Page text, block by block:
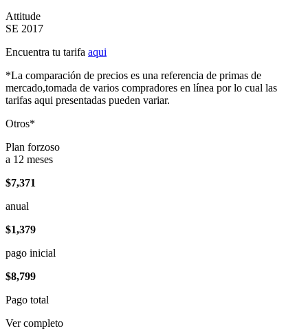
Attitude
SE 2017
Encuentra tu tarifa aqui
*La comparación de precios es una referencia de primas de
mercado,tomada de varios compradores en línea por lo cual las
tarifas aqui presentadas pueden variar.
Otros*
Plan forzoso
a 12 meses
$7,371
anual
$1,379
pago inicial
$8,799
Pago total
Ver completo